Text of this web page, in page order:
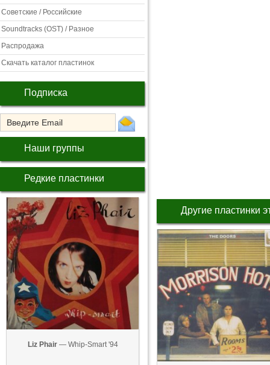
Советские / Российские
Soundtracks (OST) / Разное
Распродажа
Скачать каталог пластинок
Подписка
Наши группы
Редкие пластинки
Liz Phair— Whip-Smart '94
Другие пластинки